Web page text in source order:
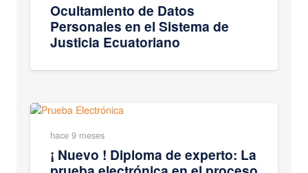
Ocultamiento de Datos
Personales en el Sistema de
Justicia Ecuatoriano
hace 9 meses
¡ Nuevo ! Diploma de experto: La